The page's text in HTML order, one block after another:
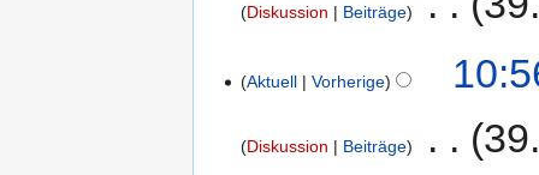
Diskussion Beiträge
Aktuell Vorherige
Diskussion Beiträge